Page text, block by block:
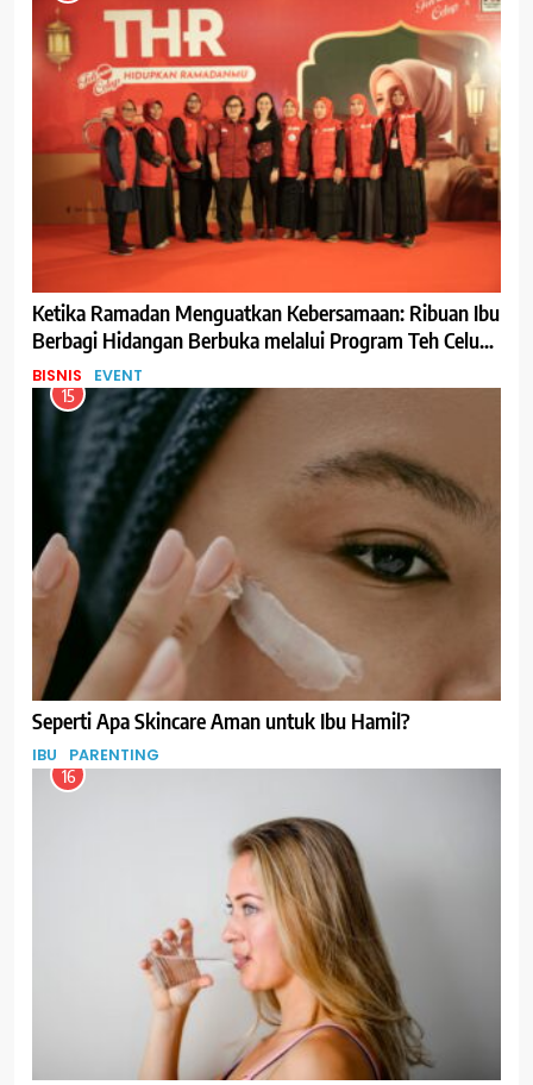
Ketika Ramadan Menguatkan Kebersamaan: Ribuan Ibu
Berbagi Hidangan Berbuka melalui Program Teh Celup
Sosro
BISNIS EVENT
15
Seperti Apa Skincare Aman untuk Ibu Hamil?
IBU PARENTING
16